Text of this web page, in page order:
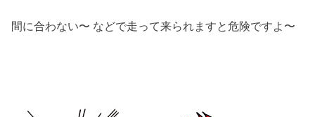
間に合わない〜 などで走って来られますと危険ですよ〜